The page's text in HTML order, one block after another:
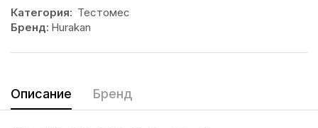
Категория: Тестомес
Бренд: Hurakan
Описание Бренд